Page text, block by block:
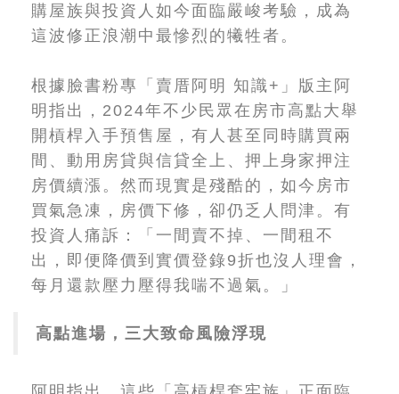
購屋族與投資人如今面臨嚴峻考驗，成為
這波修正浪潮中最慘烈的犧牲者。
根據臉書粉專「賣厝阿明 知識+」版主阿
明指出，2024年不少民眾在房市高點大舉
開槓桿入手預售屋，有人甚至同時購買兩
間、動用房貸與信貸全上、押上身家押注
房價續漲。然而現實是殘酷的，如今房市
買氣急凍，房價下修，卻仍乏人問津。有
投資人痛訴：「一間賣不掉、一間租不
出，即便降價到實價登錄9折也沒人理會，
每月還款壓力壓得我喘不過氣。」
高點進場，三大致命風險浮現